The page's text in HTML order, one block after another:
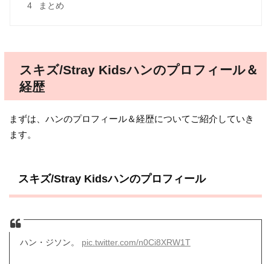
4 まとめ
スキズ/Stray Kidsハンのプロフィール＆
経歴
まずは、ハンのプロフィール＆経歴についてご紹介していき
ます。
スキズ/Stray Kidsハンのプロフィール
ハン・ジソン。 pic.twitter.com/n0Ci8XRW1T